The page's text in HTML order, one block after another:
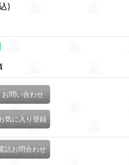
)
お問い合わせ
気に入り登録
話お問合わせ